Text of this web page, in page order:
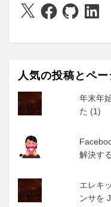
X Facebook
GitHubLinkedIn
人気の投稿とペー
年末年
た (1)
解決す
エレキ
ンサを